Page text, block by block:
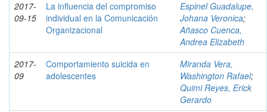
2017-
09-15
La influencia del compromiso
individual en la Comunicación
Organizacional
Espinel Guadalupe,
Johana Veronica;
Añasco Cuenca,
Andrea Elizabeth
2017-
09
Comportamiento suicida en
adolescentes
Miranda Vera,
Washington Rafael;
Quimi Reyes, Erick
Gerardo